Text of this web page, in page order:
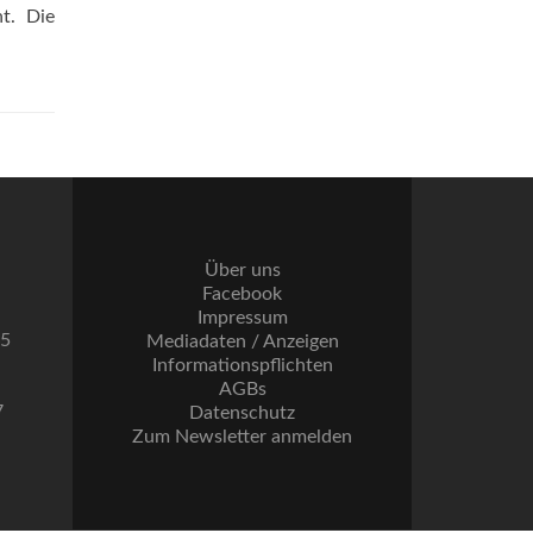
Die
Über uns
Facebook
Impressum
Mediadaten / Anzeigen
Informationspflichten
AGBs
Datenschutz
Zum Newsletter anmelden